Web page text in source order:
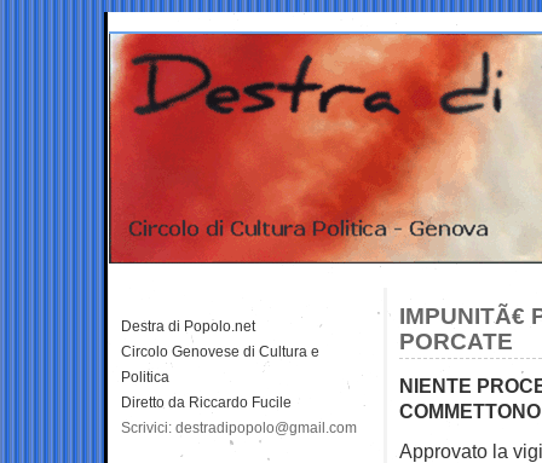
IMPUNITÃ€
PORCATE
NIENTE
Approvato la
Destra di Popolo.net
Circolo Genovese di Cultura e
Politica
Diretto da Riccardo Fucile
Scrivici: destradipopolo@gmail.com